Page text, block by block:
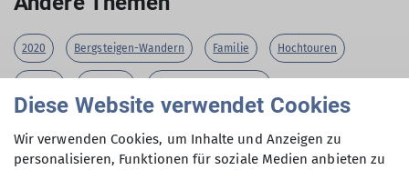
wurden Ferdinand Schned und Paul Gruber bei der
Jahreshauptversammlung im Gasthaus „Spirklhof“
2020 Bergsteigen-Wandern Familie Hochtouren
MTB-Radfahren Radfahren Schneeschuhgehen
Diese Website verwendet Cookies
Wir verwenden Cookies, um Inhalte und Anzeigen zu
personalisieren, Funktionen für soziale Medien anbieten zu